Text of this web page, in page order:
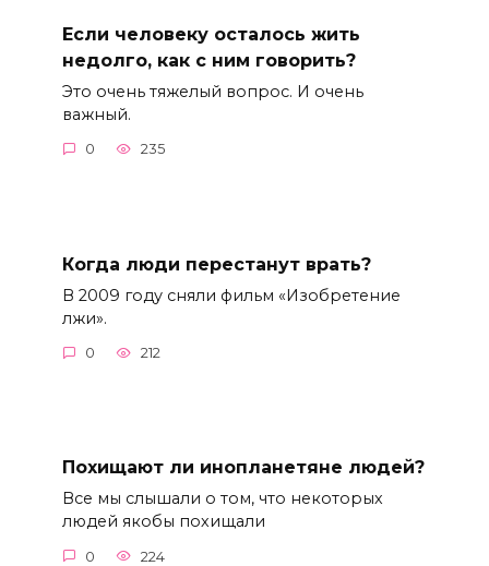
Если человеку осталось жить
недолго, как с ним говорить?
Это очень тяжелый вопрос. И очень
важный.
0 235
Когда люди перестанут врать?
В 2009 году сняли фильм «Изобретение
лжи».
0 212
Похищают ли инопланетяне людей?
Все мы слышали о том, что некоторых
людей якобы похищали
0 224